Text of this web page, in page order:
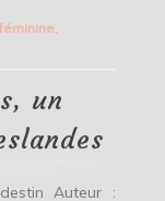
,
un
Auteur :